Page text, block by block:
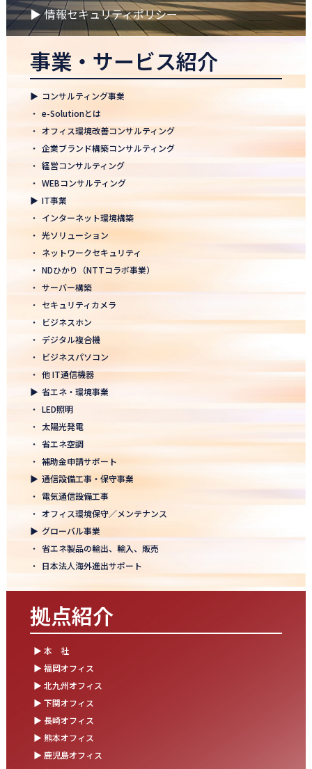
健康経営優良法人2026に認定 ― 日本電通グループの健康経営への
取り組み
2026.02.09
「すべての日本企業を世界へ」─ 日本電通株式会社、登録支援機
2026.01.26
知覧幹部研修に行って参りました
2026年 新年のご挨拶
2025.12.26
一年の感謝を込めて、大掃除を行いました！ ～年末のご挨拶～
2025.12.12
年末年始休業のお知らせ
2025年度上期「NTT-WEST 1000×CLUB」認定式にて表彰
2025.11.06
「心を高め、経営を伸ばす」NDグループが「稲盛フィロソフィー
世界大会」に参画
モノづくりフェア2025にて講演登壇！LED照明の未来を語る
2025.10.17
結束を深めた2日間！創立50年目の方針発表会を開催！
2025.10.07
【日本電通グループ内定式開催】2026年度卒 新卒10期生が本社に
集まりました！
2025.09.11
松山オフィスお引っ越し！快適空間にアップグレード✨
湯布院保養所をリノベーションし、9月オープン！～社員とご家族
の「心と体のリフレッシュ拠点」に～
松山オフィス 事務所移転のお知らせ
2025.08.05
業務効率が劇的に進化！商品ビリンググループにRPAを導入しまし
▶ 情報セキュリティポリシー
事業・サービス紹介
▶ コンサルティング事業
・ e-Solutionとは
・ オフィス環境改善コンサルティング
・ 企業ブランド構築コンサルティング
・ 経営コンサルティング
・ WEBコンサルティング
▶ IT事業
・ インターネット環境構築
・ 光ソリューション
・ ネットワークセキュリティ
・ NDひかり（NTTコラボ事業）
・ サーバー構築
・ セキュリティカメラ
・
ビジネスホン
・ デジタル複合機
・
ビジネスパソコン
・ 他 IT通信機器
▶ 省エネ・環境事業
・ LED照明
・ 太陽光発電
・ 省エネ空調
・ 補助金申請サポート
▶ 通信設備工事・保守事業
・ 電気通信設備工事
・ オフィス環境保守／メンテナンス
▶ グローバル事業
・ 省エネ製品の輸出、輸入、販売
・ 日本法人海外進出サポート
拠点紹介
▶ 本 社
▶ 福岡オフィス
▶ 北九州オフィス
▶ 下関オフィス
▶ 長崎オフィス
▶ 熊本オフィス
▶ 鹿児島オフィス